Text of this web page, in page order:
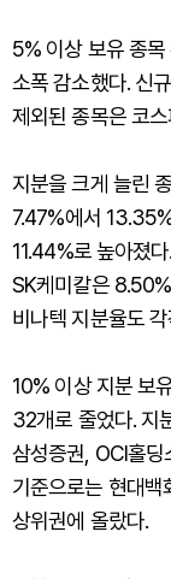
5% 이상 보유 종
소폭 감소했다. 신
제외된 종목은 코
지분을 크게 늘린
7.47%에서
11.44%로 높아졌
SK케미칼은
비나텍 지분율도
10% 이상 지분 보
32개로 줄었다. 지
삼성증권, OCI홀
기준으로는 현대백
상위권에 올랐다.